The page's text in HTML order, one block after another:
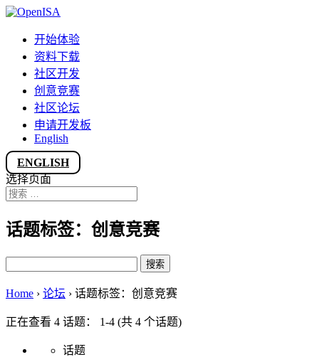
开始体验
资料下载
社区开发
创意竞赛
社区论坛
申请开发板
English
ENGLISH
选择页面
话题标签：创意竞赛
Home › 论坛 › 话题标签：创意竞赛
正在查看 4 话题： 1-4 (共 4 个话题)
话题